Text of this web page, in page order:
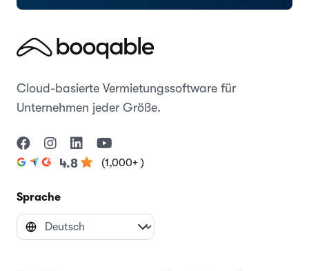
Cloud-basierte Vermietungssoftware für
Unternehmen jeder Größe.
4.8 (1,000+ )
Sprache